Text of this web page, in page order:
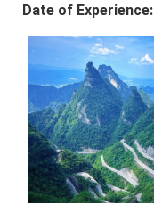
Date of Experience: